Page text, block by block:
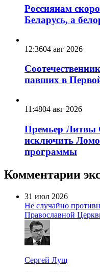
Россиянам
Беларусь, а
12:3604 авг 2026
павших в
11:4804 авг 2026
Премьер Литвы
исключить
программы
Комментарии
31 июл 2026
Не случайно
Православной
Сергей Лущ